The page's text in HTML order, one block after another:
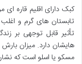
کبک دارای اقلیم قاره
تابستان های گرم و
تأثیر قابل توجهی بر
هایشان دارد. میزان
مسکو یا اسلو است که